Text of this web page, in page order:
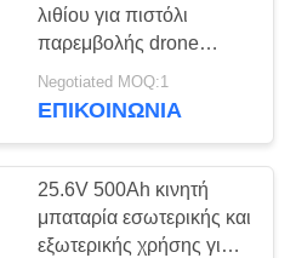
ενισχυτής
λιθίου για πιστόλι
παρεμβολής drone
υψηλής ισχύος 180W,
αντικαταστάσιμη
Negotiated MOQ:1
ΕΠΙΚΟΙΝΩΝΊΑ
25.6V 500Ah κινητή
μπαταρία εσωτερικής και
εξωτερικής χρήσης για